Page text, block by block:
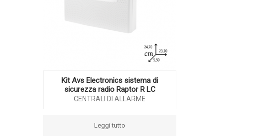
Kit Avs Electronics sistema di
sicurezza radio Raptor R LC
CENTRALI DI ALLARME
Leggi tutto